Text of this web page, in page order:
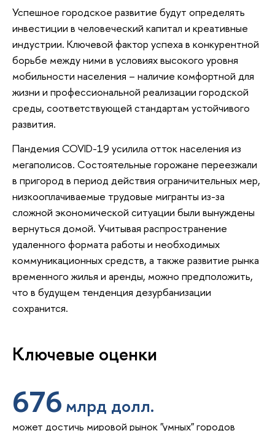
Успешное городское развитие будут определять
инвестиции в человеческий капитал и креативные
индустрии. Ключевой фактор успеха в конкурентной
борьбе между ними в условиях высокого уровня
мобильности населения – наличие комфортной для
жизни и профессиональной реализации городской
среды, соответствующей стандартам устойчивого
развития.
Пандемия COVID-19 усилила отток населения из
мегаполисов. Состоятельные горожане переезжали
в пригород в период действия ограничительных мер,
низкооплачиваемые трудовые мигранты из-за
сложной экономической ситуации были вынуждены
вернуться домой. Учитывая распространение
удаленного формата работы и необходимых
коммуникационных средств, а также развитие рынка
временного жилья и аренды, можно предположить,
что в будущем тенденция дезурбанизации
сохранится.
Ключевые оценки
676 млрд долл.
может достичь мировой рынок "умных" городов